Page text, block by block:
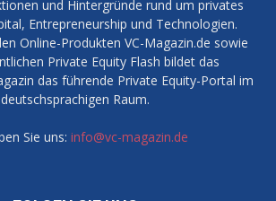
und Hintergründe rund um privates
Entrepreneurship und Technologien.
Online-Produkten VC-Magazin.de sowie
Private Equity Flash bildet das
das führende Private Equity-Portal im
deutschsprachigen Raum.
Sie uns: info@vc-magazin.de